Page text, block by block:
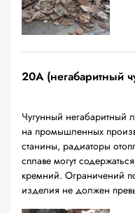
20A (негабаритный
Чугунный негабаритный
на промышленных
станины, радиаторы
сплаве могут
кремний. Ограничений
изделия не должен